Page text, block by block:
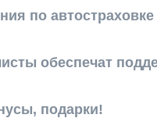
по
обеспечат
подарки!